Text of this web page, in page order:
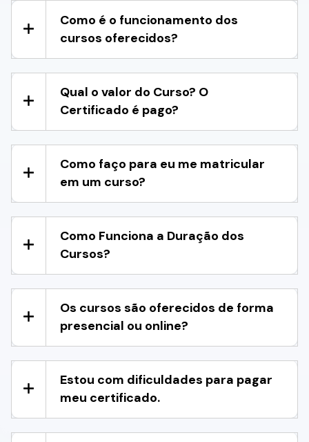
Como é o funcionamento dos
cursos oferecidos?
Qual o valor do Curso? O
Certificado é pago?
Como faço para eu me matricular
em um curso?
Como Funciona a Duração dos
Cursos?
Os cursos são oferecidos de forma
presencial ou online?
Estou com dificuldades para pagar
meu certificado.